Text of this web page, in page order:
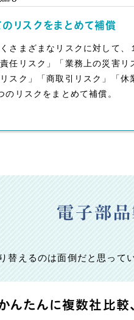
のリスクをまとめて補償
さまざまなリスクに対して、１
任リスク」「業務上の災害リ
スク」「商取引リスク」「休
のリスクをまとめて補償。
電子部品
替えるのは面倒だと思って
んたんに複数社比較